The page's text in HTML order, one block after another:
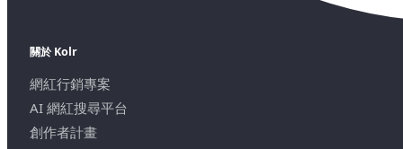
關於 Kolr
網紅行銷專案
AI 網紅搜尋平台
創作者計畫